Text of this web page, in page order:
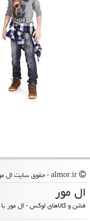
ال مور
فشن و کالاهای لوکس - ال مور